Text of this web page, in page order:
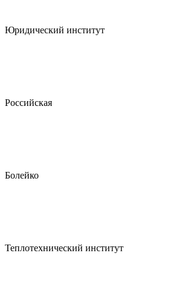
Юридический институт
Российская
Болейко
Теплотехнический институт